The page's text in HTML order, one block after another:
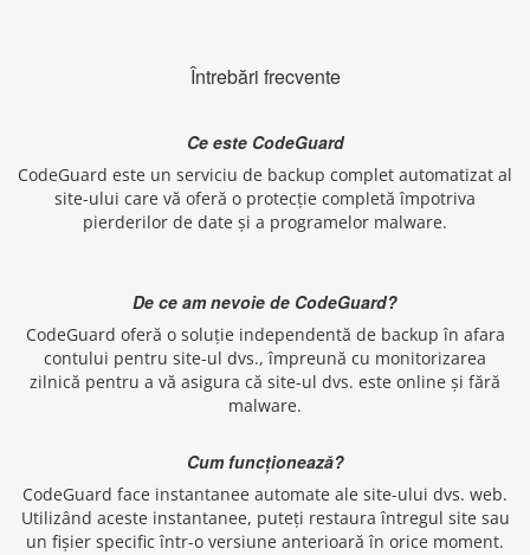
Întrebări frecvente
Ce este CodeGuard
CodeGuard este un serviciu de backup complet automatizat al
site-ului care vă oferă o protecție completă împotriva
pierderilor de date și a programelor malware.
De ce am nevoie de CodeGuard?
CodeGuard oferă o soluție independentă de backup în afara
contului pentru site-ul dvs., împreună cu monitorizarea
zilnică pentru a vă asigura că site-ul dvs. este online și fără
malware.
Cum funcționează?
CodeGuard face instantanee automate ale site-ului dvs. web.
Utilizând aceste instantanee, puteți restaura întregul site sau
un fișier specific într-o versiune anterioară în orice moment.